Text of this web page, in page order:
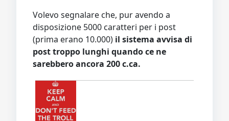
Volevo segnalare che, pur avendo a
disposizione 5000 caratteri per i post
(prima erano 10.000) il sistema avvisa di
post troppo lunghi quando ce ne
sarebbero ancora 200 c.ca.